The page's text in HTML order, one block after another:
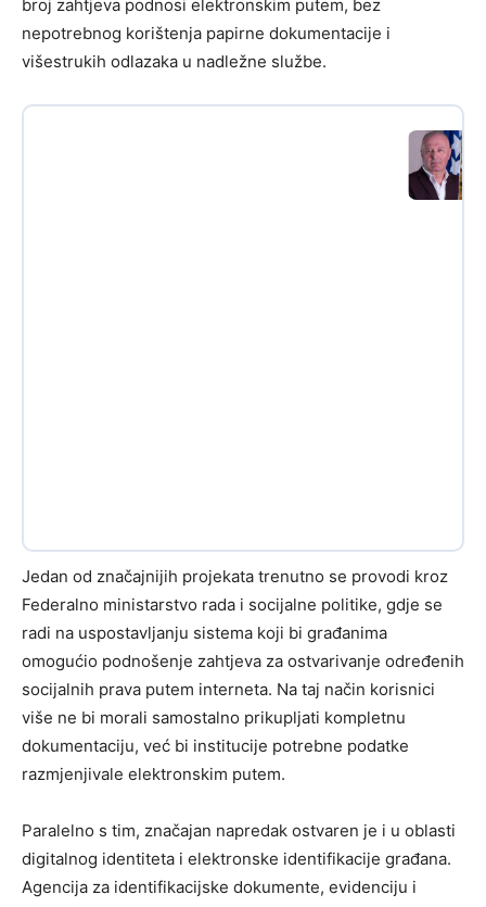
broj zahtjeva podnosi elektronskim putem, bez
nepotrebnog korištenja papirne dokumentacije i
višestrukih odlazaka u nadležne službe.
Jedan od značajnijih projekata trenutno se provodi kroz
Federalno ministarstvo rada i socijalne politike, gdje se
radi na uspostavljanju sistema koji bi građanima
omogućio podnošenje zahtjeva za ostvarivanje određenih
socijalnih prava putem interneta. Na taj način korisnici
više ne bi morali samostalno prikupljati kompletnu
dokumentaciju, već bi institucije potrebne podatke
razmjenjivale elektronskim putem.
Paralelno s tim, značajan napredak ostvaren je i u oblasti
digitalnog identiteta i elektronske identifikacije građana.
Agencija za identifikacijske dokumente, evidenciju i